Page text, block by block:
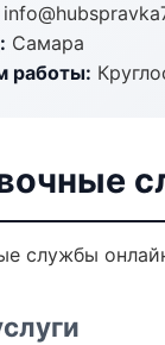
Самара
работы:
службы